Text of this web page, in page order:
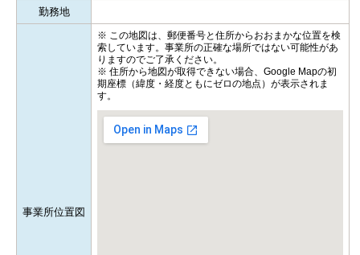
勤務地
事業所位置図
※ この地図は、郵便番号と住所からおおまかな位置を検
索しています。事業所の正確な場所ではない可能性があ
りますのでご了承ください。
※ 住所から地図が取得できない場合、Google Mapの初
期座標（緯度・経度ともにゼロの地点）が表示されま
す。